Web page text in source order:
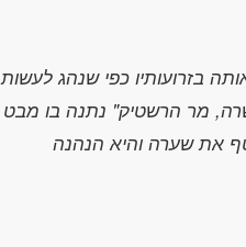
בזרועותיו כפי שנהג לעשות
מר הרשטיק" נתנה בו מבט
את שערה והיא הנהנה